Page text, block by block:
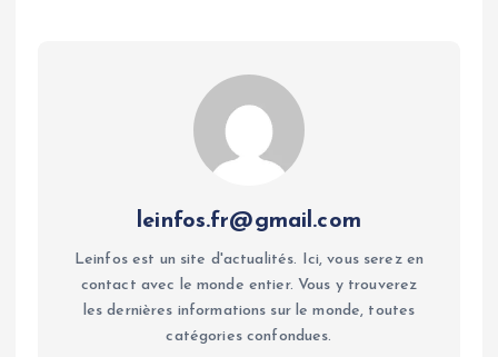
leinfos.fr@gmail.com
Leinfos est un site d'actualités. Ici, vous serez en
contact avec le monde entier. Vous y trouverez
les dernières informations sur le monde, toutes
catégories confondues.